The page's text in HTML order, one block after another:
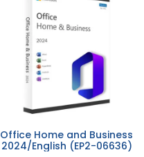
Office Home and Business
2024/English (EP2-06636)